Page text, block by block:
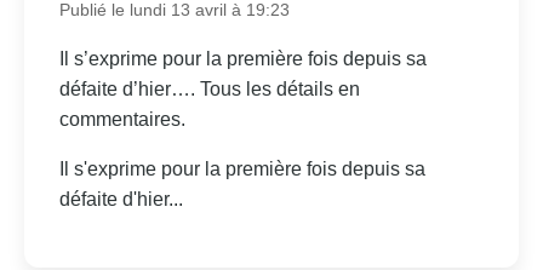
Publié le lundi 13 avril à 19:23
Il s’exprime pour la première fois depuis sa
défaite d’hier…. Tous les détails en
commentaires.
Il s'exprime pour la première fois depuis sa
défaite d'hier...